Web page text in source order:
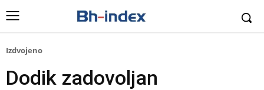
Izdvojeno
Dodik zadovoljan